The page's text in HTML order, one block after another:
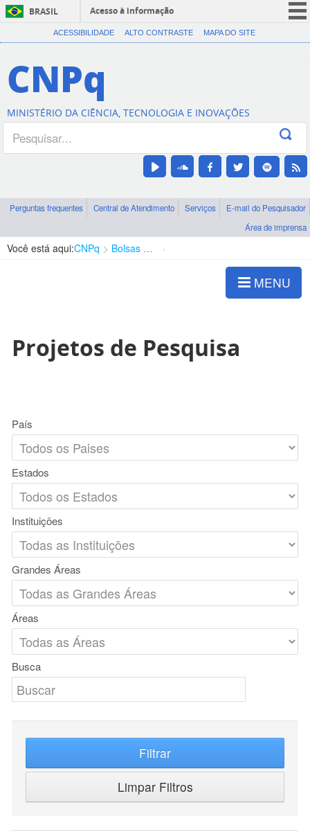
BRASIL
Acesso à informação
CORONAVÍRUS (COVID-19)
Canais
ACESSIBILIDADE ALTO CONTRASTE MAPA DO SITE
CNPq
MINISTÉRIO DA CIÊNCIA, TECNOLOGIA E INOVAÇÕES
Perguntas frequentes Central de Atendimento Serviços
E-mail do Pesquisador
Área de imprensa
Você está aqui:CNPq Bolsas e Auxílios Vigentes
MENU
Projetos de Pesquisa
País
Estados
Instituições
Grandes Áreas
Áreas
Busca
Filtrar
Limpar Filtros